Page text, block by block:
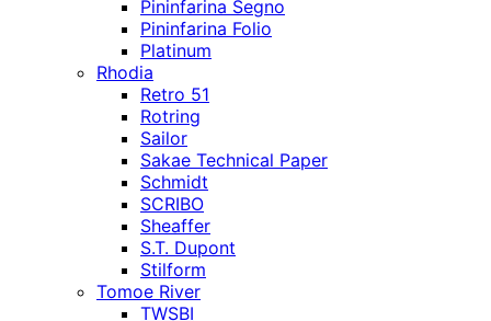
Pininfarina Segno
Pininfarina Folio
Platinum
Rhodia
Retro 51
Rotring
Sailor
Sakae Technical Paper
Schmidt
SCRIBO
Sheaffer
S.T. Dupont
Stilform
Tomoe River
TWSBI